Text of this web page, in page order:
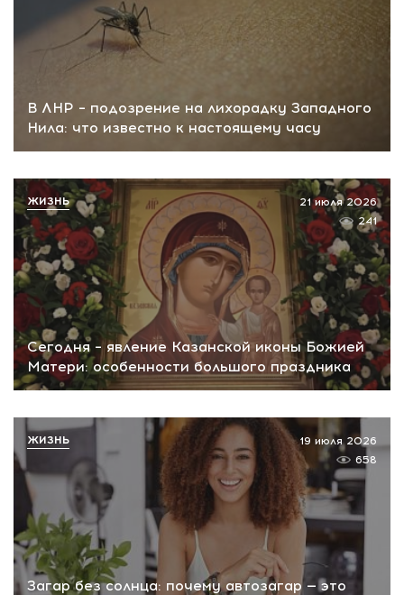
В ЛНР – подозрение на лихорадку Западного
Нила: что известно к настоящему часу
Сегодня – явление Казанской иконы Божией
Матери: особенности большого праздника
21 июля 2026
241
ЖИЗНЬ
Загар без солнца: почему автозагар — это
19 июля 2026
658
ЖИЗНЬ